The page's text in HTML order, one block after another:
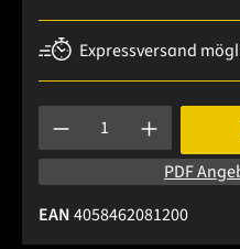
Expressversand
Produkt Anzahl: Gib den
PDF
EAN4058462081200